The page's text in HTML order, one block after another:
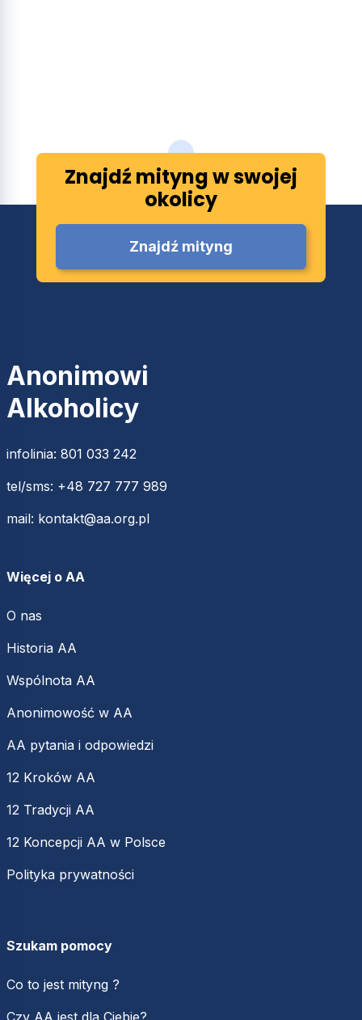
Znajdź mityng w swojej
okolicy
Znajdź mityng
Anonimowi
Alkoholicy
infolinia: 801 033 242
tel/sms: +48 727 777 989
mail: kontakt@aa.org.pl
Więcej o AA
O nas
Historia AA
Wspólnota AA
Anonimowość w AA
AA pytania i odpowiedzi
12 Kroków AA
12 Tradycji AA
12 Koncepcji AA w Polsce
Polityka prywatności
Szukam pomocy
Co to jest mityng ?